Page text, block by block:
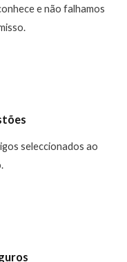
e não falhamos
seleccionados ao